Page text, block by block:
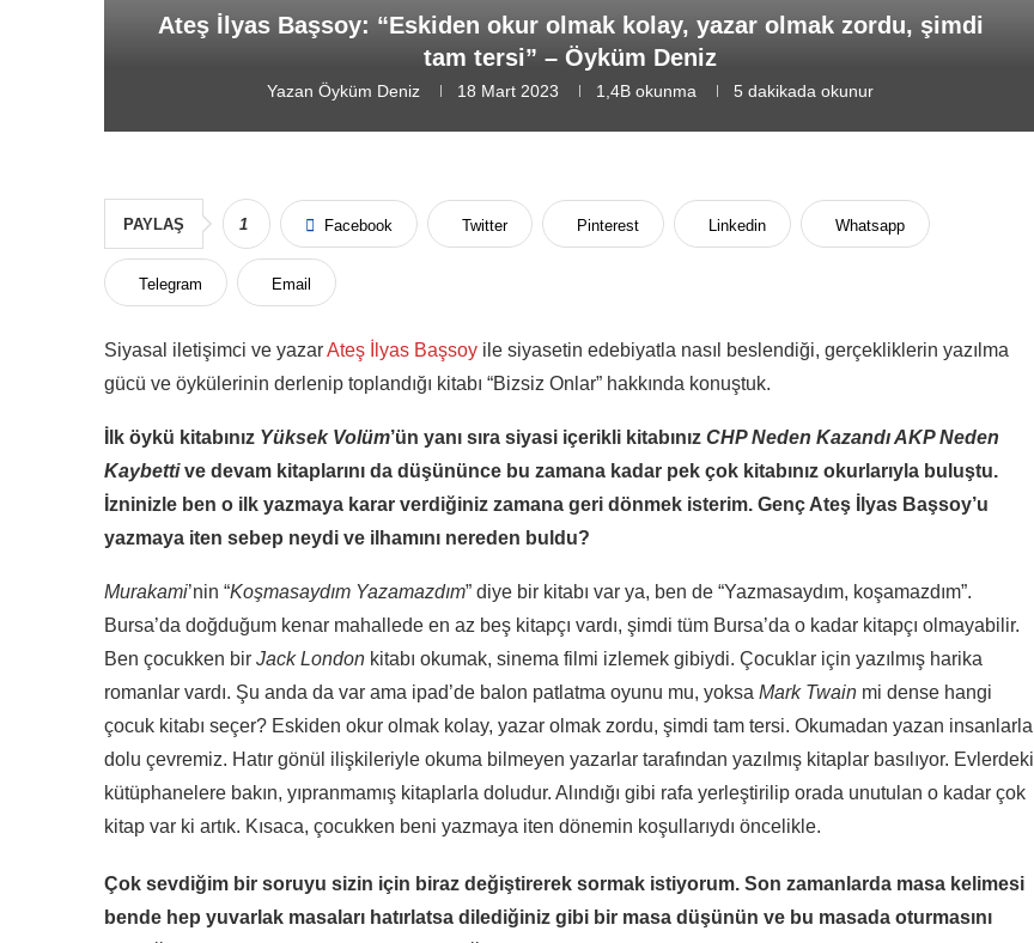
Ateş İlyas Başsoy: “Eskiden okur olmak kolay, yazar olmak zordu, şimdi
tam tersi” – Öyküm Deniz
YazanÖyküm Deniz 18 Mart 2023 1,4B okunma 5 dakikada okunur
PAYLAŞ 1 Facebook Twitter Pinterest Linkedin Whatsapp
Telegram Email
Siyasal iletişimci ve yazarAteş İlyas Başsoy ile siyasetin edebiyatla nasıl beslendiği, gerçekliklerin yazılma
gücü ve öykülerinin derlenip toplandığı kitabı “Bizsiz Onlar” hakkında konuştuk.
İlk öykü kitabınız Yüksek Volüm’ün yanı sıra siyasi içerikli kitabınız CHP Neden Kazandı AKP Neden
Kaybettive devam kitaplarını da düşününce bu zamana kadar pek çok kitabınız okurlarıyla buluştu.
İzninizle ben o ilk yazmaya karar verdiğiniz zamana geri dönmek isterim. Genç Ateş İlyas Başsoy’u
yazmaya iten sebep neydi ve ilhamını nereden buldu?
Murakami’nin “Koşmasaydım Yazamazdım” diye bir kitabı var ya, ben de “Yazmasaydım, koşamazdım”.
Bursa’da doğduğum kenar mahallede en az beş kitapçı vardı, şimdi tüm Bursa’da o kadar kitapçı olmayabilir.
Ben çocukken bir Jack London kitabı okumak, sinema filmi izlemek gibiydi. Çocuklar için yazılmış harika
romanlar vardı. Şu anda da var ama ipad’de balon patlatma oyunu mu, yoksa Mark Twain mi dense hangi
çocuk kitabı seçer? Eskiden okur olmak kolay, yazar olmak zordu, şimdi tam tersi. Okumadan yazan insanlarla
dolu çevremiz. Hatır gönül ilişkileriyle okuma bilmeyen yazarlar tarafından yazılmış kitaplar basılıyor. Evlerdeki
kütüphanelere bakın, yıpranmamış kitaplarla doludur. Alındığı gibi rafa yerleştirilip orada unutulan o kadar çok
kitap var ki artık. Kısaca, çocukken beni yazmaya iten dönemin koşullarıydı öncelikle.
Çok sevdiğim bir soruyu sizin için biraz değiştirerek sormak istiyorum. Son zamanlarda masa kelimesi
bende hep yuvarlak masaları hatırlatsa dilediğiniz gibi bir masa düşünün ve bu masada oturmasını